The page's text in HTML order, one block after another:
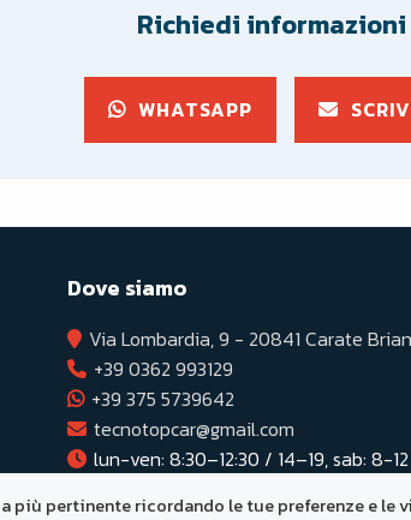
Richiedi informazioni
WHATSAPP
Dove siamo
Via Lombardia, 9 - 20841 Carate
+39 0362 993129
+39 375 5739642
tecnotopcar@gmail.com
lun-ven: 8:30–12:30 / 14–19, sab: 8-12
pertinente ricordando le tue preferenze e le